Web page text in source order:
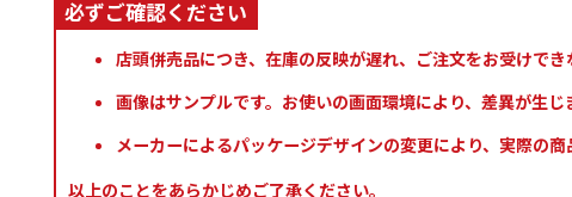
店頭併売品につき、在庫の反映が遅れ、ご注文をお受けでき
画像はサンプルです。お使いの画面環境により、差異が生じ
メーカーによるパッケージデザインの変更により、実際の商
以上のことをあらかじめご了承ください。